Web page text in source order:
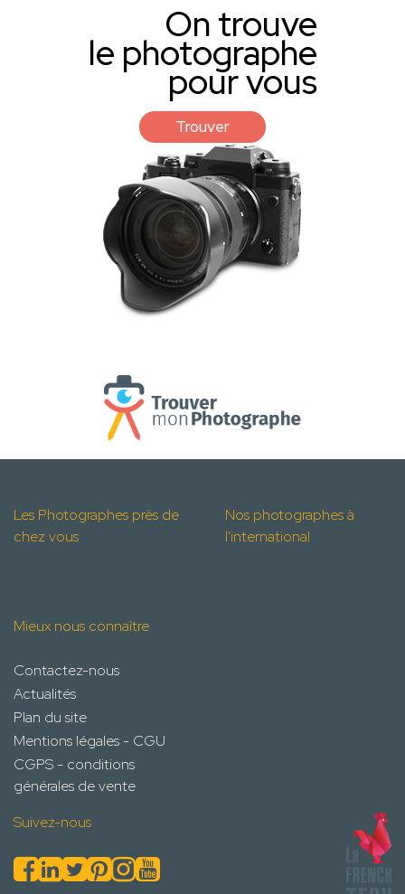
On trouve
le photographe
pour vous
Trouver
Les Photographes près de
chez vous
Nos photographes à
l'international
Mieux nous connaître
Contactez-nous
Actualités
Plan du site
Mentions légales - CGU
CGPS - conditions
générales de vente
Suivez-nous